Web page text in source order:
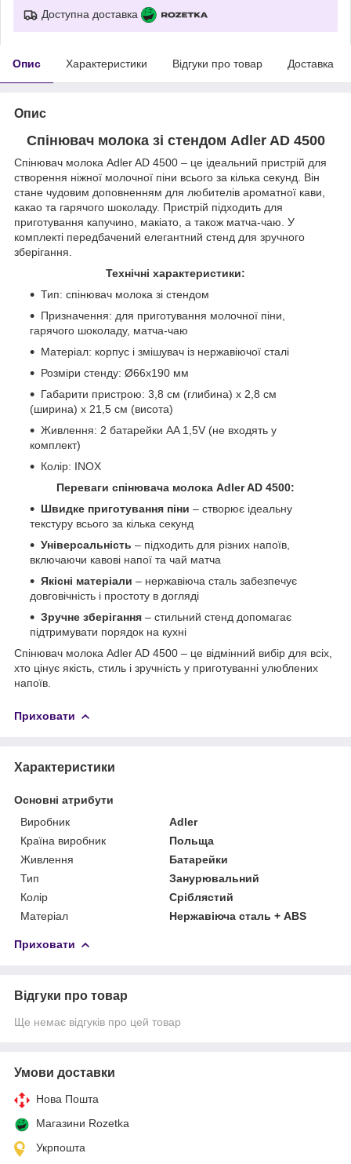
Доступна доставка
Опис Характеристики Відгуки про товар Доставка
Опис
Спінювач молока зі стендом Adler AD 4500
Спінювач молока Adler AD 4500 – це ідеальний пристрій для
створення ніжної молочної піни всього за кілька секунд. Він
стане чудовим доповненням для любителів ароматної кави,
какао та гарячого шоколаду. Пристрій підходить для
приготування капучино, макіато, а також матча-чаю. У
комплекті передбачений елегантний стенд для зручного
зберігання.
Технічні характеристики:
Тип: спінювач молока зі стендом
Призначення: для приготування молочної піни,
гарячого шоколаду, матча-чаю
Матеріал: корпус і змішувач із нержавіючої сталі
Розміри стенду: Ø66x190 мм
Габарити пристрою: 3,8 см (глибина) x 2,8 см
(ширина) x 21,5 см (висота)
Живлення: 2 батарейки AA 1,5V (не входять у
комплект)
Колір: INOX
Переваги спінювача молока Adler AD 4500:
Швидке приготування піни – створює ідеальну
текстуру всього за кілька секунд
Універсальність – підходить для різних напоїв,
включаючи кавові напої та чай матча
Якісні матеріали – нержавіюча сталь забезпечує
довговічність і простоту в догляді
Зручне зберігання – стильний стенд допомагає
підтримувати порядок на кухні
Спінювач молока Adler AD 4500 – це відмінний вибір для всіх,
хто цінує якість, стиль і зручність у приготуванні улюблених
напоїв.
Приховати
Характеристики
Основні атрибути
Виробник
Adler
Країна виробник
Польща
Живлення
Батарейки
Тип
Занурювальний
Колір
Сріблястий
Матеріал
Нержавіюча сталь + ABS
Приховати
Відгуки про товар
Ще немає відгуків про цей товар
Умови доставки
Нова Пошта
Магазини Rozetka
Укрпошта